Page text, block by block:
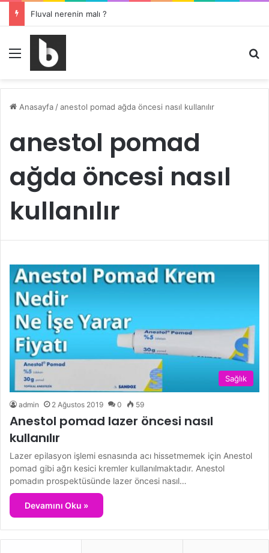
Fluval nerenin malı ?
Menü
Anasayfa /anestol pomad ağda öncesi nasıl kullanılır
anestol pomad
ağda öncesi nasıl
kullanılır
Sağlık
admin 2 Ağustos 2019 0 59
Anestol pomad lazer öncesi nasıl
kullanılır
Lazer epilasyon işlemi esnasında acı hissetmemek için Anestol
pomad gibi ağrı kesici kremler kullanılmaktadır. Anestol
pomadın prospektüsünde lazer öncesi nasıl…
Devamını Oku »